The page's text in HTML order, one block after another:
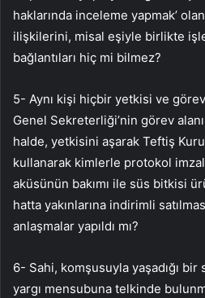
haklarında inceleme yapmak’
ilişkilerini, misal eşiyle birlikte
bağlantıları hiç mi bilmez?
5- Aynı kişi hiçbir yetkisi ve
Genel Sekreterliği’nin görev
halde, yetkisini aşarak Teftiş
kullanarak kimlerle protokol
aküsünün bakımı ile süs bitkisi
hatta yakınlarına indirimli
anlaşmalar yapıldı mı?
6- Sahi, komşusuyla yaşadığı
yargı mensubuna telkinde